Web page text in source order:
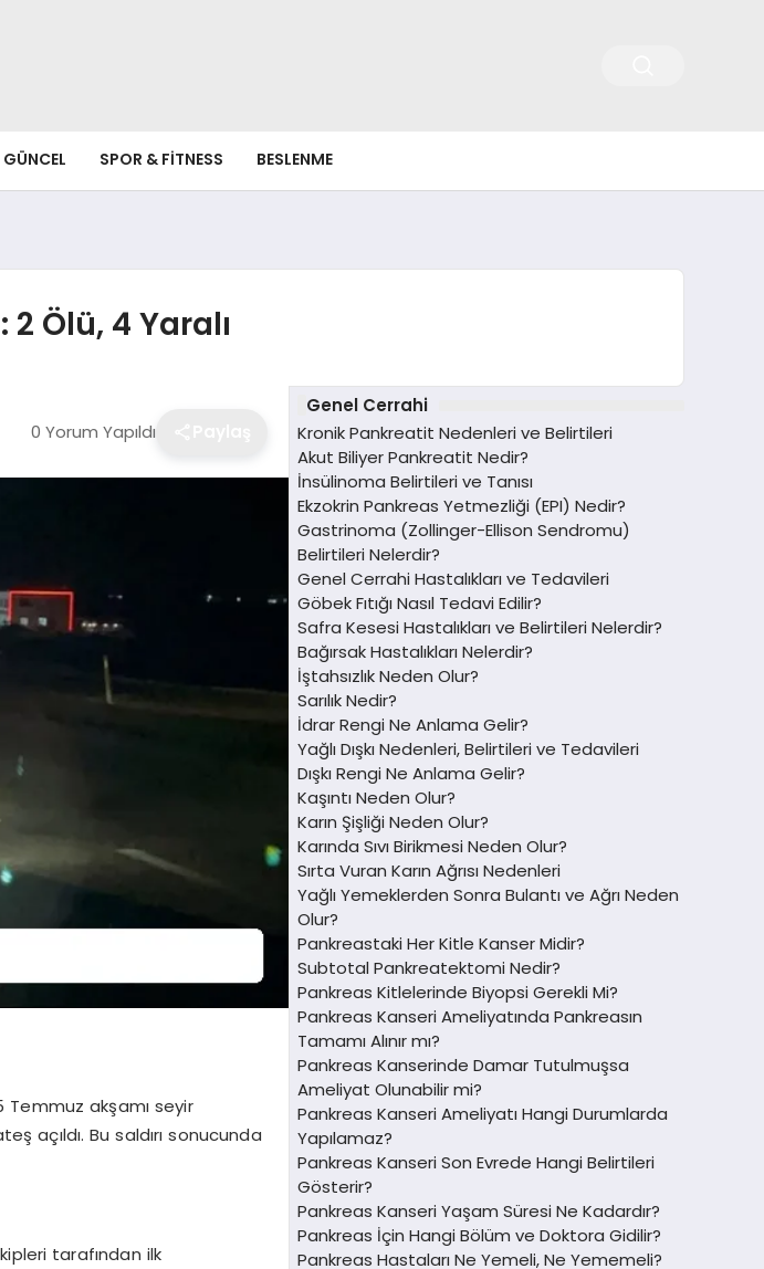
GÜNCEL SPOR & FITNESS BESLENME
Ölü, 4 Yaralı
0 Yorum Yapıldı
akşamı seyir
açıldı. Bu saldırı sonucunda
tarafından ilk
Genel Cerrahi
Kronik Pankreatit Nedenleri ve Belirtileri
Akut Biliyer Pankreatit Nedir?
İnsülinoma Belirtileri ve Tanısı
Ekzokrin Pankreas Yetmezliği (EPI) Nedir?
Gastrinoma (Zollinger-Ellison Sendromu)
Belirtileri Nelerdir?
Genel Cerrahi Hastalıkları ve Tedavileri
Göbek Fıtığı Nasıl Tedavi Edilir?
Safra Kesesi Hastalıkları ve Belirtileri Nelerdir?
Bağırsak Hastalıkları Nelerdir?
İştahsızlık Neden Olur?
Sarılık Nedir?
İdrar Rengi Ne Anlama Gelir?
Yağlı Dışkı Nedenleri, Belirtileri ve Tedavileri
Dışkı Rengi Ne Anlama Gelir?
Kaşıntı Neden Olur?
Karın Şişliği Neden Olur?
Karında Sıvı Birikmesi Neden Olur?
Sırta Vuran Karın Ağrısı Nedenleri
Yağlı Yemeklerden Sonra Bulantı ve Ağrı Neden
Olur?
Pankreastaki Her Kitle Kanser Midir?
Subtotal Pankreatektomi Nedir?
Pankreas Kitlelerinde Biyopsi Gerekli Mi?
Pankreas Kanseri Ameliyatında Pankreasın
Tamamı Alınır mı?
Pankreas Kanserinde Damar Tutulmuşsa
Ameliyat Olunabilir mi?
Pankreas Kanseri Ameliyatı Hangi Durumlarda
Yapılamaz?
Pankreas Kanseri Son Evrede Hangi Belirtileri
Gösterir?
Pankreas Kanseri Yaşam Süresi Ne Kadardır?
Pankreas İçin Hangi Bölüm ve Doktora Gidilir?
Pankreas Hastaları Ne Yemeli, Ne Yememeli?